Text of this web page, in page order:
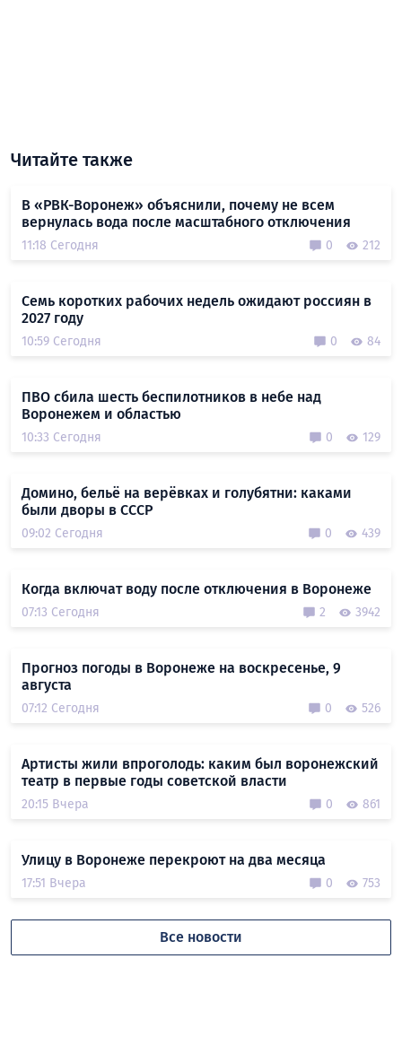
Читайте также
В «РВК-Воронеж» объяснили, почему не всем
вернулась вода после масштабного отключения
11:18 Сегодня 0 212
Семь коротких рабочих недель ожидают россиян в
2027 году
10:59 Сегодня 0 84
ПВО сбила шесть беспилотников в небе над
Воронежем и областью
10:33 Сегодня 0 129
Домино, бельё на верёвках и голубятни: каками
были дворы в СССР
09:02 Сегодня 0 439
Когда включат воду после отключения в Воронеже
07:13 Сегодня 2 3942
Прогноз погоды в Воронеже на воскресенье, 9
августа
07:12 Сегодня 0 526
Артисты жили впроголодь: каким был воронежский
театр в первые годы советской власти
20:15 Вчера 0 861
Улицу в Воронеже перекроют на два месяца
17:51 Вчера 0 753
Все новости